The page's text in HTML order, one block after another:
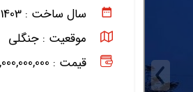
سال ساخت : 1403
موقعیت : جنگلی
قیمت : 6,000,000,000 تومان /